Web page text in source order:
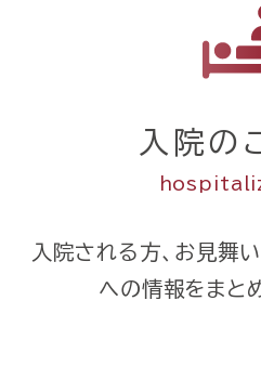
入院の
入院される方、お見舞
への情報をまと